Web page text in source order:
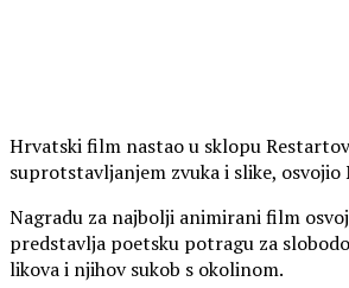
Hrvatski film nastao u sklopu
suprotstavljanjem zvuka i slike,
Nagradu za najbolji animirani film
predstavlja poetsku potragu za
likova i njihov sukob s okolinom.